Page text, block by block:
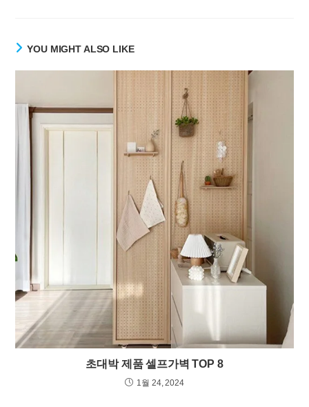
YOU MIGHT ALSO LIKE
초대박 제품 셀프가벽 TOP 8
1월 24, 2024